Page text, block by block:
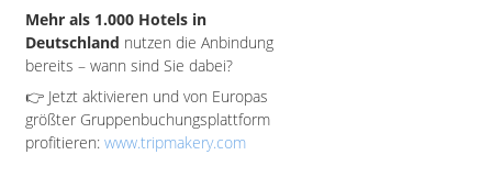
Mehr als 1.000 Hotels in
Deutschland nutzen die Anbindung
bereits – wann sind Sie dabei?
👉 Jetzt aktivieren und von Europas
größter Gruppenbuchungsplattform
profitieren: www.tripmakery.com